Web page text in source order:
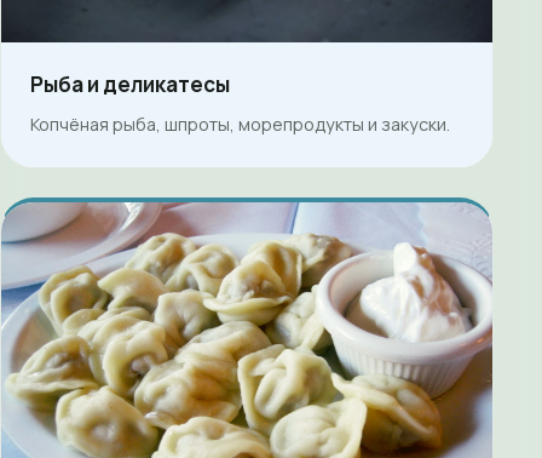
Рыба и деликатесы
Копчёная рыба, шпроты, морепродукты и закуски.